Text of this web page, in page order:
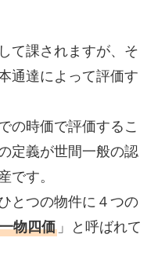
〇 〇
〇
〇 〇
て課されますが、そ
通達によって評価す
の時価で評価するこ
定義が世間一般の認
です。
とつの物件に４つの
物四価」と呼ばれて